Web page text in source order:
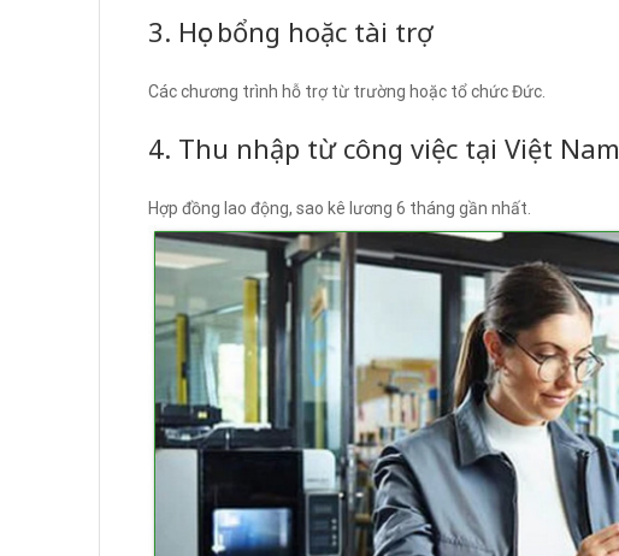
3. Học bổng hoặc tài trợ
Các chương trình hỗ trợ từ trường hoặc tổ chức Đức.
4. Thu nhập từ công việc tại Việt Nam
Hợp đồng lao động, sao kê lương 6 tháng gần nhất.